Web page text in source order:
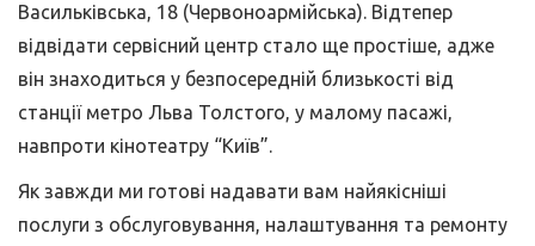
Васильківська, 18 (Червоноармійська). Відтепер
відвідати сервісний центр стало ще простіше, адже
він знаходиться у безпосередній близькості від
станції метро Льва Толстого, у малому пасажі,
навпроти кінотеатру “Київ”.
Як завжди ми готові надавати вам найякісніші
послуги з обслуговування, налаштування та ремонту